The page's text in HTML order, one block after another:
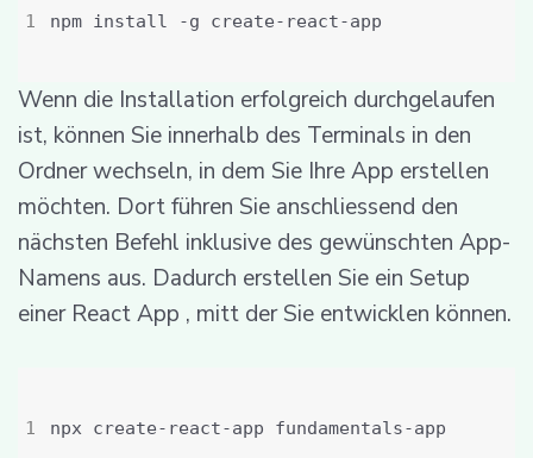
Wenn die Installation erfolgreich durchgelaufen
ist, können Sie innerhalb des Terminals in den
Ordner wechseln, in dem Sie Ihre App erstellen
möchten. Dort führen Sie anschliessend den
nächsten Befehl inklusive des gewünschten App-
Namens aus. Dadurch erstellen Sie ein Setup
einer React App , mitt der Sie entwicklen können.